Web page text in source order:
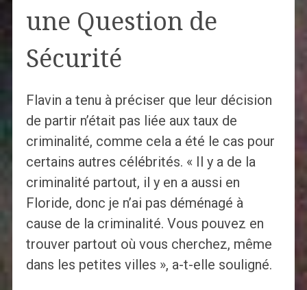
une Question de
Sécurité
Flavin a tenu à préciser que leur décision
de partir n’était pas liée aux taux de
criminalité, comme cela a été le cas pour
certains autres célébrités. « Il y a de la
criminalité partout, il y en a aussi en
Floride, donc je n’ai pas déménagé à
cause de la criminalité. Vous pouvez en
trouver partout où vous cherchez, même
dans les petites villes », a-t-elle souligné.